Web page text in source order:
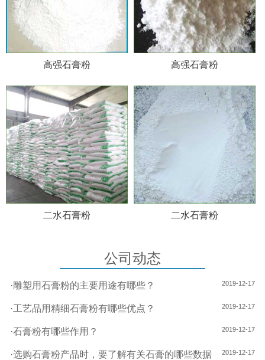
高强石膏粉 高强石膏粉
二水石膏粉 二水石膏粉
公司动态
2019-12-17
·雕塑用石膏粉的主要用途有哪些？
2019-12-17
·工艺品用精细石膏粉有哪些优点？
2019-12-17
·石膏粉有哪些作用？
2019-12-17
·选购石膏粉产品时，要了解有关石膏的哪些数据